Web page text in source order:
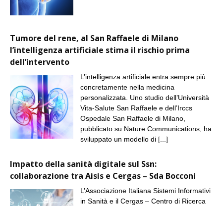
Tumore del rene, al San Raffaele di Milano
l’intelligenza artificiale stima il rischio prima
dell’intervento
L’intelligenza artificiale entra sempre più
concretamente nella medicina
personalizzata. Uno studio dell’Università
Vita-Salute San Raffaele e dell’Irccs
Ospedale San Raffaele di Milano,
pubblicato su Nature Communications, ha
sviluppato un modello di [...]
Impatto della sanità digitale sul Ssn:
collaborazione tra Aisis e Cergas – Sda Bocconi
L’Associazione Italiana Sistemi Informativi
in Sanità e il Cergas – Centro di Ricerca